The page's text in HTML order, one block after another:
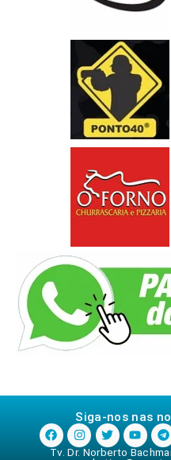
Siga-nos nas
Tv. Dr. Norberto